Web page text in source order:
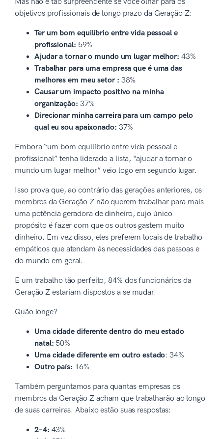
objetivos profissionais de longo prazo da Geração Z:
Ter um bom equilíbrio entre vida pessoal e
profissional: 59%
Ajudar a tornar o mundo um lugar melhor: 43%
Trabalhar para uma empresa que é uma das
melhores em meu setor : 38%
Causar um impacto positivo na minha
organização: 37%
Direcionar minha carreira para um campo pelo
qual eu sou apaixonado: 37%
Embora “um bom equilíbrio entre vida pessoal e
profissional” tenha liderado a lista, “ajudar a tornar o
mundo um lugar melhor” veio logo em segundo lugar.
Isso prova que, ao contrário das gerações anteriores, os
membros da Geração Z não querem trabalhar para mais
uma potência geradora de dinheiro, cujo único
propósito é fazer com que os outros gastem muito
dinheiro. Em vez disso, eles preferem locais de trabalho
empáticos que atendam às necessidades das pessoas e
do mundo em geral.
E um trabalho tão perfeito, 84% dos funcionários da
Geração Z estariam dispostos a se mudar.
Quão longe?
Uma cidade diferente dentro do meu estado
natal: 50%
Uma cidade diferente em outro estado: 34%
Outro país: 16%
Também perguntamos para quantas empresas os
membros da Geração Z acham que trabalharão ao longo
de suas carreiras. Abaixo estão suas respostas:
2–4: 43%